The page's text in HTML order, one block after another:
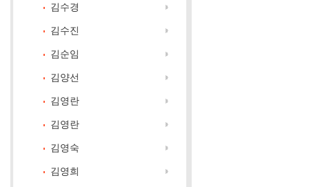
김수경
김수진
김순임
김양선
김영란
김영란
김영숙
김영희